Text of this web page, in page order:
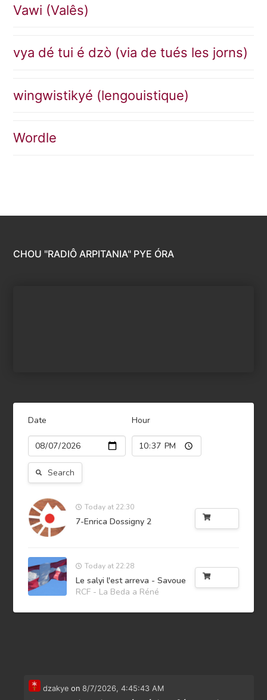
Vawi (Valês)
vya dé tui é dzò (via de tués les jorns)
wingwistikyé (lengouistique)
Wordle
CHOU "RADIÔ ARPITANIA" PYE ÓRA
Date Hour
Search
Today at 22:30
7-Enrica Dossigny 2
Today at 22:28
Le salyi l'est arreva - Savoue
RCF - La Beda a Réné
dzakye on 8/7/2026, 4:45:43 AM